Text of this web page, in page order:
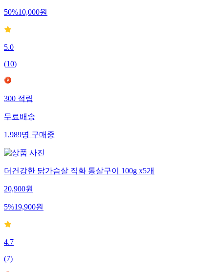
50%10,000원
5.0
(10)
300 적립
무료배송
1,989명 구매중
더건강한 닭가슴살 직화 통살구이 100g x5개
20,900원
5%19,900원
4.7
(7)